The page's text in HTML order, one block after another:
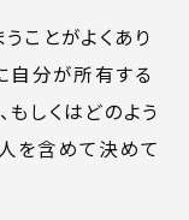
ことがよくあり
自分が所有する
しくはどのよう
を含めて決めて